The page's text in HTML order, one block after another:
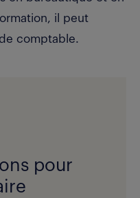
il peut
comptable.
pour